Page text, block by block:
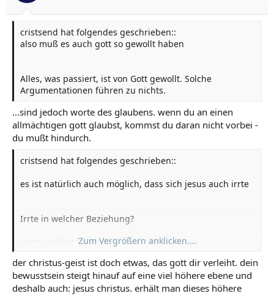
cristsend hat folgendes geschrieben::
also muß es auch gott so gewollt haben
Alles, was passiert, ist von Gott gewollt. Solche
Argumentationen führen zu nichts.
...sind jedoch worte des glaubens. wenn du an einen
allmächtigen gott glaubst, kommst du daran nicht vorbei -
du mußt hindurch.
cristsend hat folgendes geschrieben::
es ist natürlich auch möglich, dass sich jesus auch irrte
Irrte in welcher Beziehung?
cristsend hat folgendes geschrieben::
Ich verstehe den Sinn dieser Aussage nicht so ganz.
Zum Vergrößern anklicken....
der christus-geist ist doch etwas, das gott dir verleiht. dein
bewusstsein steigt hinauf auf eine viel höhere ebene und
deshalb auch: jesus christus. erhält man dieses höhere